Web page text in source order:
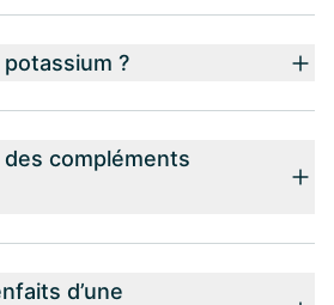
?
compléments
d’une